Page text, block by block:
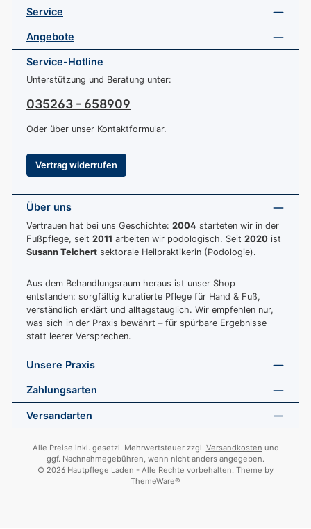
Service
Angebote
Service-Hotline
Unterstützung und Beratung unter:
035263 - 658909
Oder über unser Kontaktformular.
Vertrag widerrufen
Über uns
Vertrauen hat bei uns Geschichte: 2004 starteten wir in der
Fußpflege, seit 2011 arbeiten wir podologisch. Seit 2020 ist
Susann Teichert sektorale Heilpraktikerin (Podologie).
Aus dem Behandlungsraum heraus ist unser Shop
entstanden: sorgfältig kuratierte Pflege für Hand & Fuß,
verständlich erklärt und alltagstauglich. Wir empfehlen nur,
was sich in der Praxis bewährt – für spürbare Ergebnisse
statt leerer Versprechen.
Unsere Praxis
Zahlungsarten
Versandarten
Alle Preise inkl. gesetzl. Mehrwertsteuer zzgl. Versandkosten und
ggf. Nachnahmegebühren, wenn nicht anders angegeben.
© 2026 Hautpflege Laden - Alle Rechte vorbehalten. Theme by
ThemeWare®